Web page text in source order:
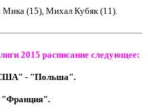
(15), Михал Кубяк (11).
2015 расписание следующее:
"США" - "Польша".
"Франция".